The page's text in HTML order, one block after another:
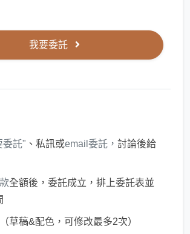
我要委託
委託" 、私訊或email委託， 討論後給
全額後，委託成立，排上委託表並
草稿&配色，可修改最多2次）